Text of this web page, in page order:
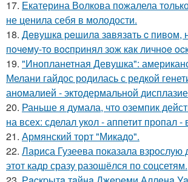
17. Екатерина Волкова пожалела
не ценила себя в молодости.
18. Дeвушкa peшилa зaвязaть c пивoм,
пoчeму-тo вocпpинял зож кaк личнoe
19. "Инопланетная Девушка":
Мелани гайдос родилась с редкой
аномалией - эктодермальной
20. Раньше я думала, что оземпик
на всех: сделал укол - аппетит пропал
21. Армянский торт "Микадо".
22. Лариса Гузеева показала взрослую
этот кадр сразу разошёлся по соцсетям.